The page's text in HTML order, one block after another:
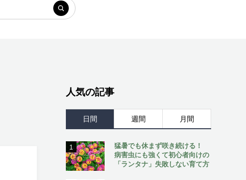
人気の記事
日間 週間 月間
1
猛暑でも休まず咲き続ける！
病害虫にも強くて初心者向けの
「ランタナ」失敗しない育て方